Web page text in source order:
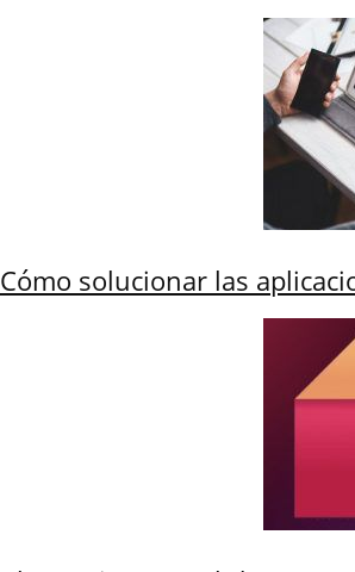
Cómo solucionar las